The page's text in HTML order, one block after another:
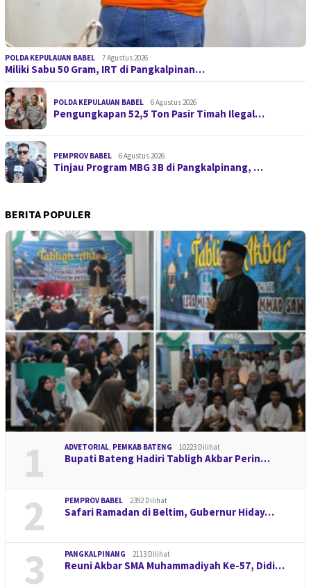
POLDA KEPULAUAN BABEL 7 Agustus 2026
Miliki Sabu 50 Gram, IRT di Pangkalpinan…
POLDA KEPULAUAN BABEL 6 Agustus 2026
Pengungkapan 52,5 Ton Pasir Timah Ilegal…
PEMPROV BABEL 6 Agustus 2026
Tinjau Program MBG 3B di Pangkalpinang, …
BERITA POPULER
1 ADVETORIAL, PEMKAB BATENG 10223 Dilihat
Bupati Bateng Hadiri Tabligh Akbar Perin…
2 PEMPROV BABEL 2392 Dilihat
Safari Ramadan di Beltim, Gubernur Hiday…
3 PANGKALPINANG 2113 Dilihat
Reuni Akbar SMA Muhammadiyah Ke-57, Didi…